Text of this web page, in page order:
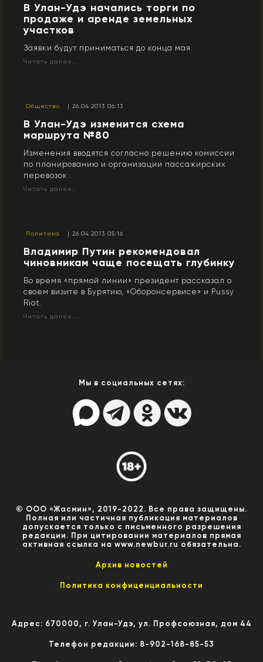
В Улан-Удэ начались торги по
продаже и аренде земельных
участков
Заявки будут приниматься до конца мая.
Читать далее...
Общество | 26.04.2013 06:13
В Улан-Удэ изменится схема
маршрута №80
Изменения вводятся согласно решению комиссии
по планированию и организации пассажирских
перевозок .
Читать далее...
Политика | 26.04.2013 05:16
Владимир Путин рекомендовал
чиновникам чаще посещать глубинку
Во время «прямой линии» президент рассказал о
своем визите в Бурятию, «Оборонсервисе» и Pussy
Riot.
Читать далее...
Мы в социальных сетях:
© ООО «Жасмин», 2019-2022. Все права защищены.
Полная или частичная публикация материалов
допускается только с письменного разрешения
редакции. При цитировании материалов прямая
активная ссылка на www.newbur.ru обязательна.
Архив новостей
Политика конфиценциальности
Адрес: 670000, г. Улан-Удэ, ул. Профсоюзная, дом 44
Телефон редакции: 8-902-168-85-53